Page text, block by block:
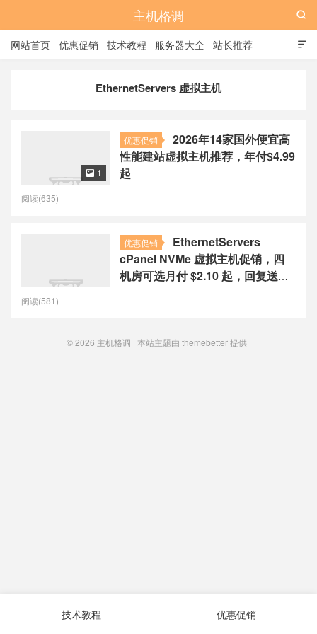
主机格调

网站首页 优惠促销 技术教程 服务器大全 站长推荐

EthernetServers 虚拟主机
优惠促销
2026年14家国外便宜高
性能建站虚拟主机推荐，年付$4.99
起
 1
阅读(635)
优惠促销
EthernetServers
cPanel NVMe 虚拟主机促销，四
机房可选月付 $2.10 起，回复送免
阅读(581)
© 2026 主机格调 本站主题由 themebetter提供
技术教程 优惠促销